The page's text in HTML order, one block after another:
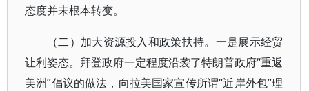
态度并未根本转变。
（二）加大资源投入和政策扶持。一是展示经贸
让利姿态。拜登政府一定程度沿袭了特朗普政府“重返
美洲”倡议的做法，向拉美国家宣传所谓“近岸外包”理